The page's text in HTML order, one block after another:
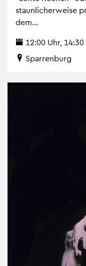
staun­li­cher­wei­se
dem...
12:00 Uhr,
Spar­ren­burg